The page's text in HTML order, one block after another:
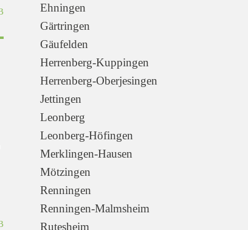
Ehningen
Gärtringen
Gäufelden
Herrenberg-Kuppingen
Herrenberg-Oberjesingen
Jettingen
Leonberg
Leonberg-Höfingen
Merklingen-Hausen
Mötzingen
Renningen
Renningen-Malmsheim
Rutesheim